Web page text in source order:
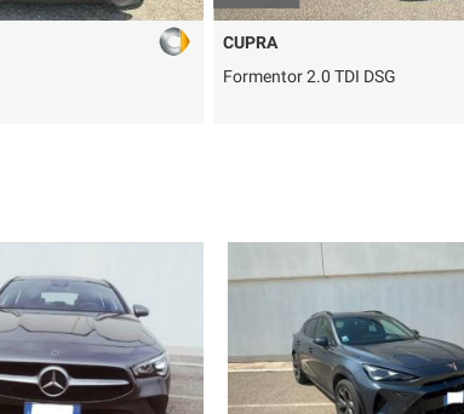
CUPRA
Formentor 2.0 TDI DSG